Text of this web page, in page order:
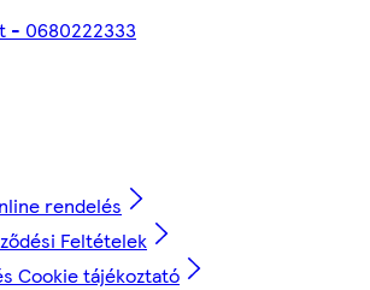
- 0680222333
rendelés
Feltételek
Cookie tájékoztató